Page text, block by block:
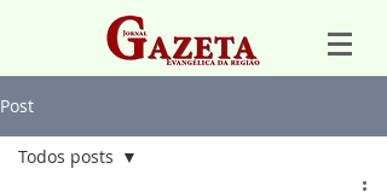
Post
Todos posts